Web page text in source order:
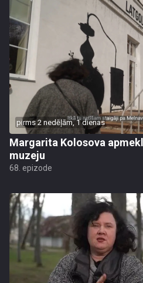
pirms 2 nedēļām, 1 dienas
Margarita Kolosova
muzeju
68. epizode